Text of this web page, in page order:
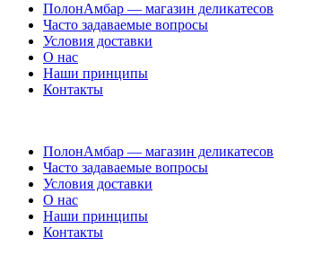
ПолонАмбар — магазин деликатесов
Часто задаваемые вопросы
Условия доставки
О нас
Наши принципы
Контакты
ПолонАмбар — магазин деликатесов
Часто задаваемые вопросы
Условия доставки
О нас
Наши принципы
Контакты